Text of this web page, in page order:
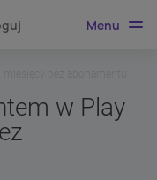
Menu
w Play